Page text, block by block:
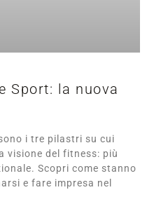
Sport: la nuova
i tre pilastri su cui
visione del fitness: più
Scopri come stanno
e fare impresa nel